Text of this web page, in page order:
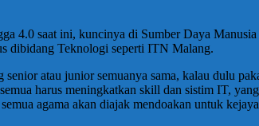
4.0 saat ini, kuncinya di Sumber Daya
dibidang Teknologi seperti ITN Malang.
atau junior semuanya sama, kalau dulu
harus meningkatkan skill dan sistim IT,
agama akan diajak mendoakan untuk